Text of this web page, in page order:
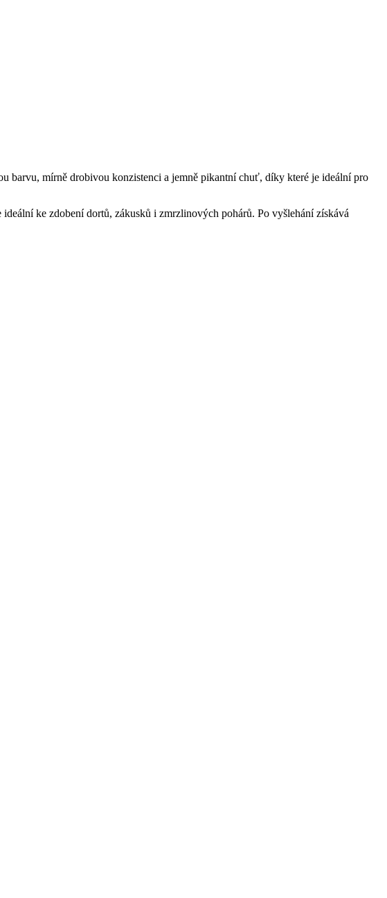
barvu, mírně drobivou konzistenci a jemně pikantní chuť, díky které je ideální pro
ke zdobení dortů, zákusků i zmrzlinových pohárů. Po vyšlehání získává